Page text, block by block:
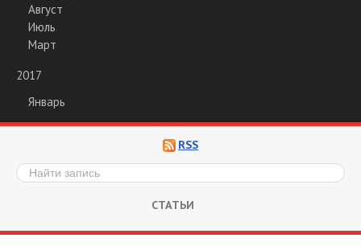
Август
Июль
Март
2017
Январь
RSS
СТАТЬИ